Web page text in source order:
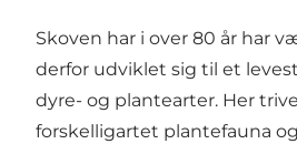
Skoven har i over 80 år har
derfor udviklet sig til et
dyre- og plantearter. Her
forskelligartet plantefauna